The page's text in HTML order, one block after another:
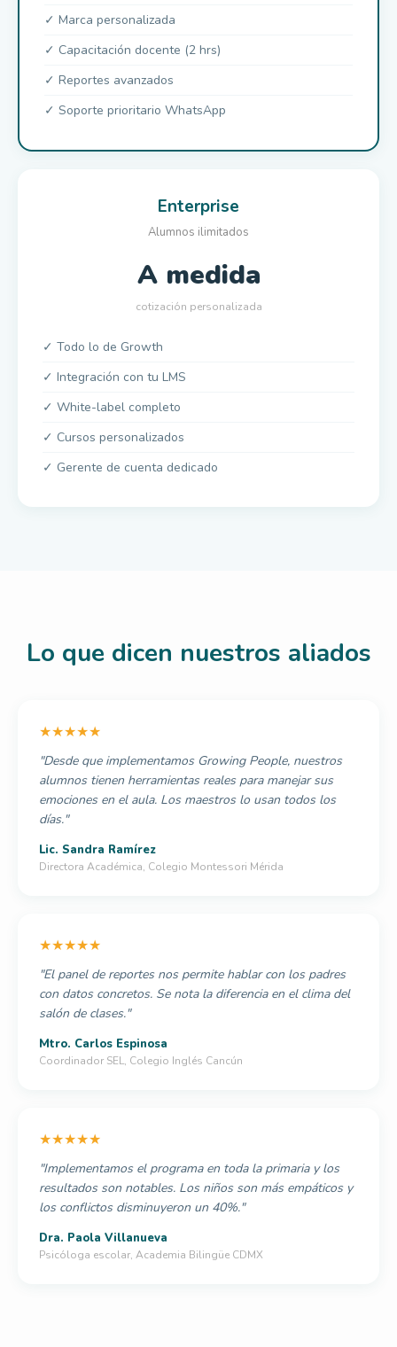
✓ Marca personalizada
✓ Capacitación docente (2 hrs)
✓ Reportes avanzados
✓ Soporte prioritario WhatsApp
Enterprise
Alumnos ilimitados
A medida
cotización personalizada
✓ Todo lo de Growth
✓ Integración con tu LMS
✓ White-label completo
✓ Cursos personalizados
✓ Gerente de cuenta dedicado
Lo que dicen nuestros aliados
★★★★★
"Desde que implementamos Growing People, nuestros
alumnos tienen herramientas reales para manejar sus
emociones en el aula. Los maestros lo usan todos los
días."
Lic. Sandra Ramírez
Directora Académica, Colegio Montessori Mérida
★★★★★
"El panel de reportes nos permite hablar con los padres
con datos concretos. Se nota la diferencia en el clima del
salón de clases."
Mtro. Carlos Espinosa
Coordinador SEL, Colegio Inglés Cancún
★★★★★
"Implementamos el programa en toda la primaria y los
resultados son notables. Los niños son más empáticos y
los conflictos disminuyeron un 40%."
Dra. Paola Villanueva
Psicóloga escolar, Academia Bilingüe CDMX